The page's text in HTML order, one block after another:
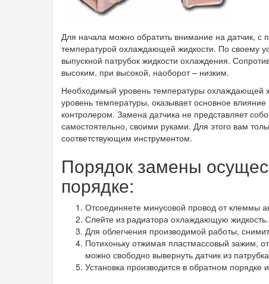
Для начала можно обратить внимание на датчик, с
температурой охлаждающей жидкости. По своему
выпускной патрубок жидкости охлаждения.
высоким, при высокой, наоборот – низким.
Необходимый уровень температуры охлаждающей
уровень температуры, оказывает основное
контролером. Замена датчика не представляет
самостоятельно, своими руками. Для этого вам
соответствующим инструментом.
Порядок замены
порядке:
Отсоединяете минусовой провод от клеммы
Слейте из радиатора охлаждающую жидкость.
Для облегчения производимой работы,
Потихоньку отжимая пластмассовый зажим,
можно свободно вывернуть датчик из
Установка производится в обратном